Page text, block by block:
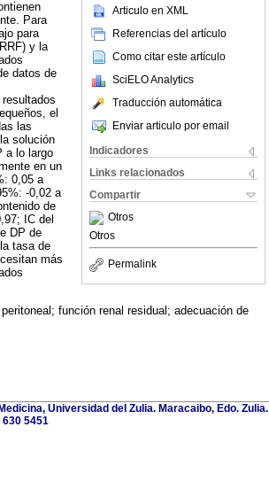
Articulo en XML
Referencias del artículo
Como citar este artículo
SciELO Analytics
Traducción automática
Enviar articulo por email
Indicadores
Links relacionados
Compartir
Otros
Otros
Permalink
Para
para
y la
datos de
el
las
solución
a lo largo
en un
0,05 a
-0,02 a
de
IC del
DP de
tasa de
más
función renal residual; adecuación de
Universidad del Zulia. Maracaibo, Edo. Zulia.
630 5451